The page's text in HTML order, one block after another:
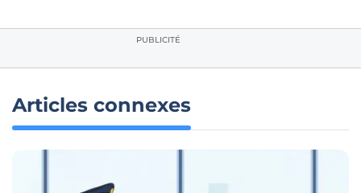
PUBLICITÉ
Articles connexes